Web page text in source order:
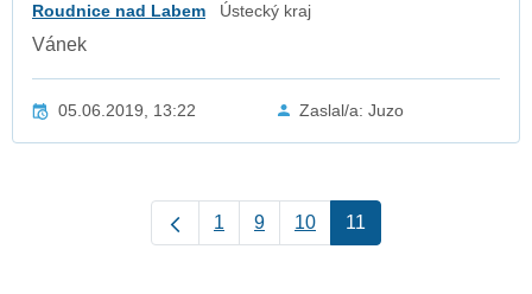
Roudnice nad Labem Ústecký kraj
Vánek
05.06.2019, 13:22 Zaslal/a: Juzo
1 9 10 11